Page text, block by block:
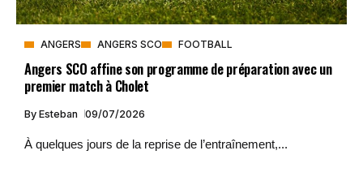
ANGERS ANGERS SCO FOOTBALL
Angers SCO affine son programme de préparation avec un
premier match à Cholet
By Esteban 09/07/2026
À quelques jours de la reprise de l’entraînement,...